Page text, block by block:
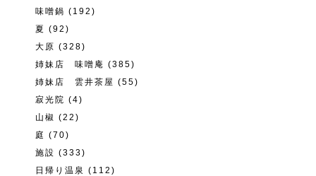
味噌鍋 (192)
夏 (92)
大原 (328)
姉妹店 味噌庵 (385)
姉妹店 雲井茶屋 (55)
寂光院 (4)
山椒 (22)
庭 (70)
施設 (333)
日帰り温泉 (112)